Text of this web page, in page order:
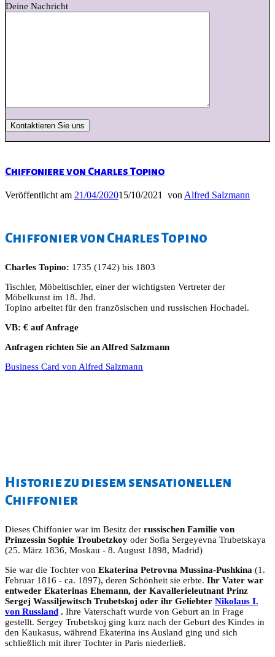
Deine Nachricht
Chiffoniere von Charles Topino
Veröffentlicht am 21/04/202015/10/2021 von Alfred Salzmann
Chiffonier von Charles Topino
Charles Topino: 1735 (1742) bis 1803
Tischler, Möbeltischler, einer der wichtigsten Vertreter der
Möbelkunst im 18. Jhd.
Topino arbeitet für den französischen und russischen Hochadel.
VB: € auf Anfrage
Anfragen richten Sie an Alfred Salzmann
Business Card von Alfred Salzmann
Historie zu diesem sensationellen
Chiffonier
Dieses Chiffonier war im Besitz der russischen Familie von
Prinzessin Sophie Troubetzkoy oder Sofia Sergeyevna Trubetskaya
(25. März 1836, Moskau - 8. August 1898, Madrid)
Sie war die Tochter von Ekaterina Petrovna Mussina-Pushkina (1.
Februar 1816 - ca. 1897), deren Schönheit sie erbte. Ihr Vater war
entweder Ekaterinas Ehemann, der Kavallerieleutnant Prinz
Sergej Wassiljewitsch Trubetskoj oder ihr Geliebter Nikolaus I.
von Russland . Ihre Vaterschaft wurde von Geburt an in Frage
gestellt. Sergey Trubetskoj ging kurz nach der Geburt des Kindes in
den Kaukasus, während Ekaterina ins Ausland ging und sich
schließlich mit ihrer Tochter in Paris niederließ.